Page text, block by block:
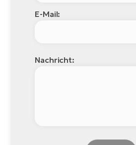
E-Mail:
Nachricht: